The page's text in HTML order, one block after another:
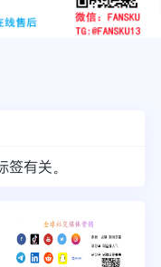
YouTube
Twitter
Telegram
有关。